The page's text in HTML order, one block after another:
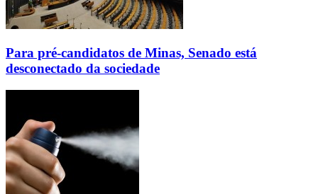
Para pré-candidatos de Minas, Senado está
desconectado da sociedade